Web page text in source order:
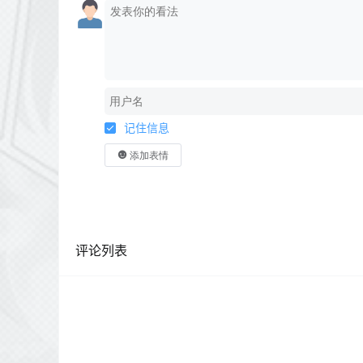
记住信息
添加表情
评论列表